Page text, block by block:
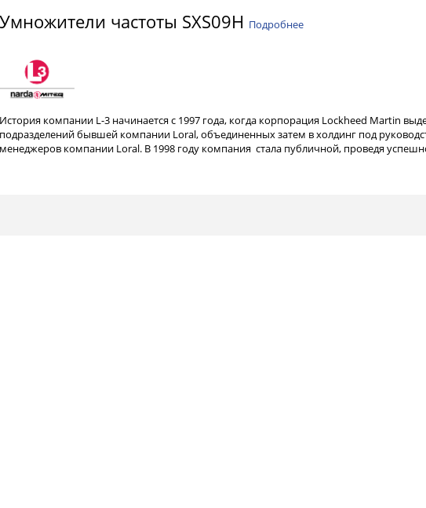
Умножители частоты SXS09H Подробнее
История компании L-3 начинается с 1997 года, когда корпорация Lockheed Martin
подразделений бывшей компании Loral, объединенных затем в холдинг под
менеджеров компании Loral. В 1998 году компания стала публичной, проведя